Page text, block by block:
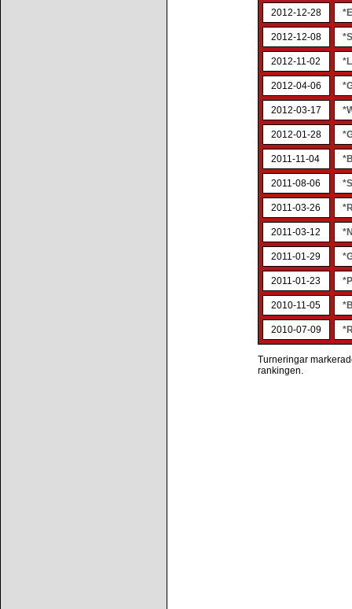
2012-12-28
2012-12-08
2012-11-02
2012-04-06
2012-03-17
2012-01-28
2011-11-04
2011-08-06
2011-03-26
2011-03-12
2011-01-29
2011-01-23
2010-11-05
2010-07-09
Turneringar
rankingen.